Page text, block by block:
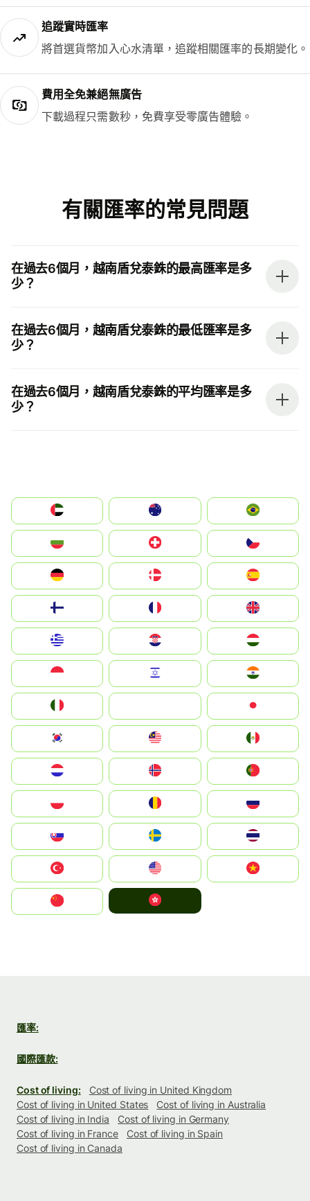
追蹤實時匯率
將首選貨幣加入心水清單，追蹤相關匯率的長期變化。
費用全免兼絕無廣告
下載過程只需數秒，免費享受零廣告體驗。
有關匯率的常見問題
在過去6個月，越南盾兌泰銖的最高匯率是多
少？
在過去6個月，越南盾兌泰銖的最低匯率是多
少？
在過去6個月，越南盾兌泰銖的平均匯率是多
少？
الإمارات العربية المتحدة
Switzerland
Deutschland
United Kingdom
Magyarország
South Korea
United States
中國香港特別行政區
匯率:
國際匯款:
Cost of living:
Cost of living in United Kingdom
Cost of living in United States
Cost of living in Australia
Cost of living in India
Cost of living in Germany
Cost of living in France
Cost of living in Spain
Cost of living in Canada